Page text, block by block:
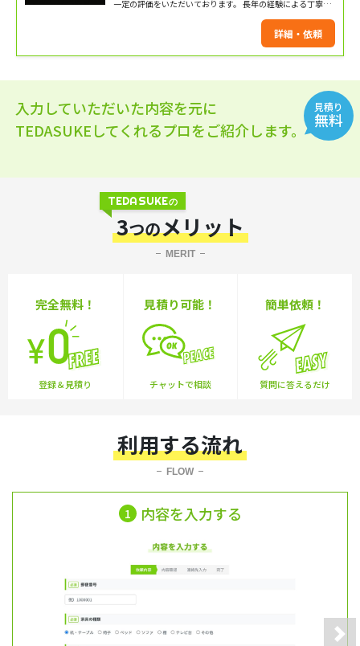
一定の評価をいただいております。 長年の経験による丁寧な
詳細・依頼
入力していただいた内容を元に
TEDASUKEしてくれるプロをご紹介します。
見積り
無料
TEDASUKEの
3つのメリット
MERIT
登録＆見積り
完全無料！
チャットで相談
見積り可能！
質問に答えるだけ
簡単依頼！
利用する流れ
FLOW
1 内容を入力する